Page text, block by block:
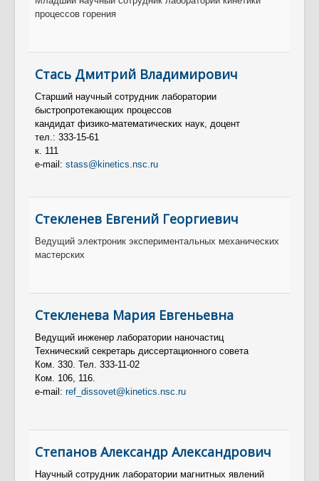
процессов горения
Стась Дмитрий Владимирович
Старший научный сотрудник лаборатории
быстропротекающих процессов
кандидат физико-математических наук, доцент
тел.: 333-15-61
к. 111
e-mail: stass@kinetics.nsc.ru
Стекленев Евгений Георгиевич
Ведущий электроник экспериментальных механических
мастерских
Стекленева Мария Евгеньевна
Ведущий инженер лаборатории наночастиц
Технический секретарь диссертационного совета
Ком. 330. Тел. 333-11-02
Ком. 106, 116.
e-mail: ref_dissovet@kinetics.nsc.ru
Степанов Александр Александрович
Научный сотрудник лаборатории магнитных явлений